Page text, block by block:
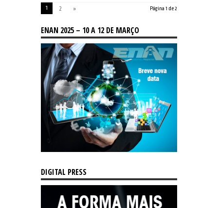
Página 1 de 2
1 2 »
ENAN 2025 – 10 A 12 DE MARÇO
DIGITAL PRESS